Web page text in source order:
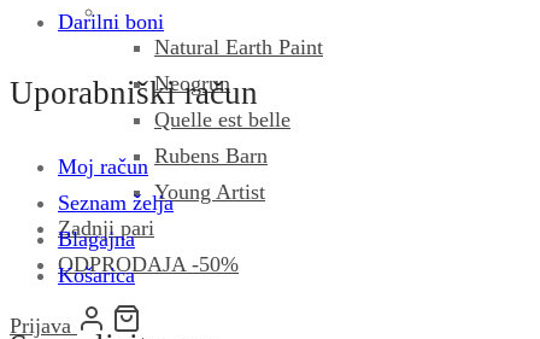
Natural Earth Paint
Neogrun
Quelle est belle
Rubens Barn
Young Artist
Zadnji pari
ODPRODAJA -50%
Prijava
Darilni boni
Uporabniški račun
Moj račun
Seznam želja
Blagajna
Košarica